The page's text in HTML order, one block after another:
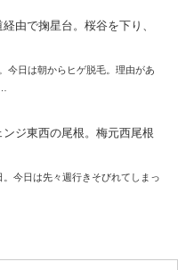
由で掬星台。桜谷を下り、
今日は朝からヒゲ脱毛。理由があ
ジ東西の尾根。梅元西尾根
今日は先々週行きそびれてしまっ